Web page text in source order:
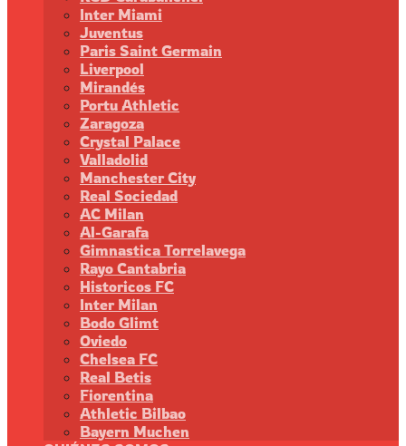
Inter Miami
Juventus
Paris Saint Germain
Liverpool
Mirandés
Portu Athletic
Zaragoza
Crystal Palace
Valladolid
Manchester City
Real Sociedad
AC Milan
Al-Garafa
Gimnastica Torrelavega
Rayo Cantabria
Historicos FC
Inter Milan
Bodo Glimt
Oviedo
Chelsea FC
Real Betis
Fiorentina
Athletic Bilbao
Bayern Muchen